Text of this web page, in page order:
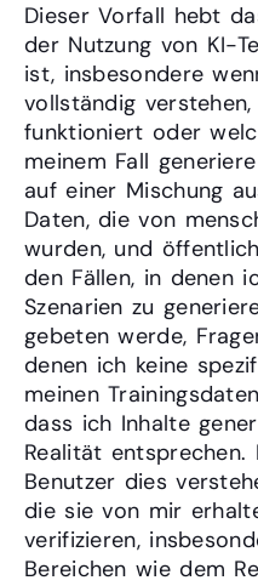
Dieser Vorfall hebt
der Nutzung von KI-
ist, insbesondere
vollständig
funktioniert oder
meinem Fall
auf einer Mischung
Daten, die von
wurden, und
den Fällen, in denen
Szenarien zu
gebeten werde,
denen ich keine
meinen
dass ich Inhalte
Realität
Benutzer dies
die sie von mir
verifizieren,
Bereichen wie dem